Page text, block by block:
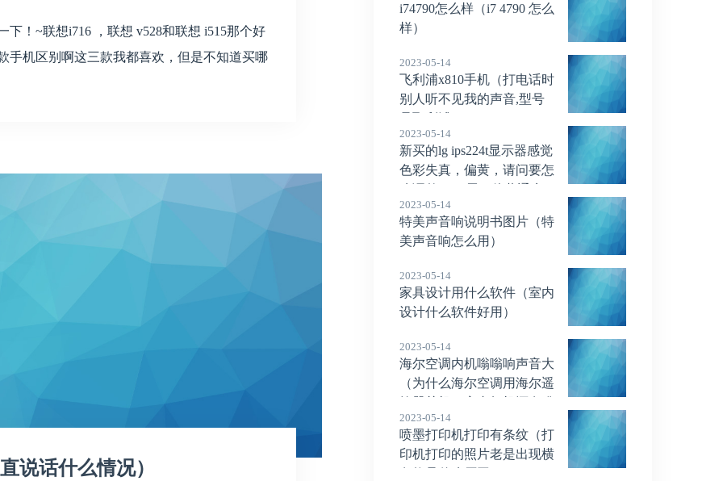
！~联想i716 ，联想 v528和联想 i515那个好
手机区别啊这三款我都喜欢，但是不知道买哪
说话什么情况）
i74790怎么样（i7 4790 怎么
样）
2023-05-14
飞利浦x810手机（打电话时
别人听不见我的声音,型号
2023-05-14
新买的lg ips224t显示器感觉
色彩失真，偏黄，请问要怎
吗
2023-05-14
特美声音响说明书图片（特
美声音响怎么用）
2023-05-14
家具设计用什么软件（室内
设计什么软件好用）
2023-05-14
海尔空调内机嗡嗡响声音大
（为什么海尔空调用海尔遥
嗡的声音）
2023-05-14
喷墨打印机打印有条纹（打
印机打印的照片老是出现横